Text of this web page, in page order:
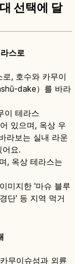
선택에 달
스로
, 호수와 카무이
dake）를 바라
이 테라스
있으며, 옥상 우
라보는 실내 라운
요.
, 옥상 테라스는
미지한 '마슈 블루
단' 등 지역 먹거
무이슈섬과 외륜